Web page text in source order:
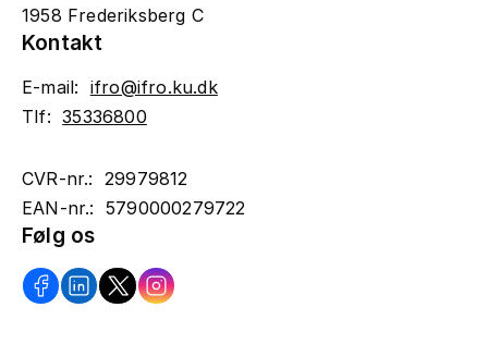
1958 Frederiksberg C
Kontakt
E-mail: ifro@ifro.ku.dk
Tlf:35336800
CVR-nr.: 29979812
EAN-nr.: 5790000279722
Følg os